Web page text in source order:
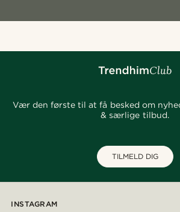
Vær den første til at få besked om
& særlige tilbud.
TILMELD DIG
INSTAGRAM